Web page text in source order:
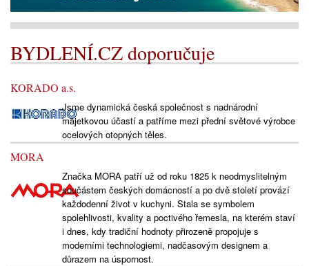
BYDLENÍ.CZ doporučuje
KORADO a.s.
Jsme dynamická česká společnost s nadnárodní
majetkovou účastí a patříme mezi přední světové výrobce
ocelových otopných těles.
MORA
Značka MORA patří už od roku 1825 k neodmyslitelným
součástem českých domácností a po dvě století provází
každodenní život v kuchyni. Stala se symbolem
spolehlivosti, kvality a poctivého řemesla, na kterém staví
i dnes, kdy tradiční hodnoty přirozeně propojuje s
moderními technologiemi, nadčasovým designem a
důrazem na úspornost.